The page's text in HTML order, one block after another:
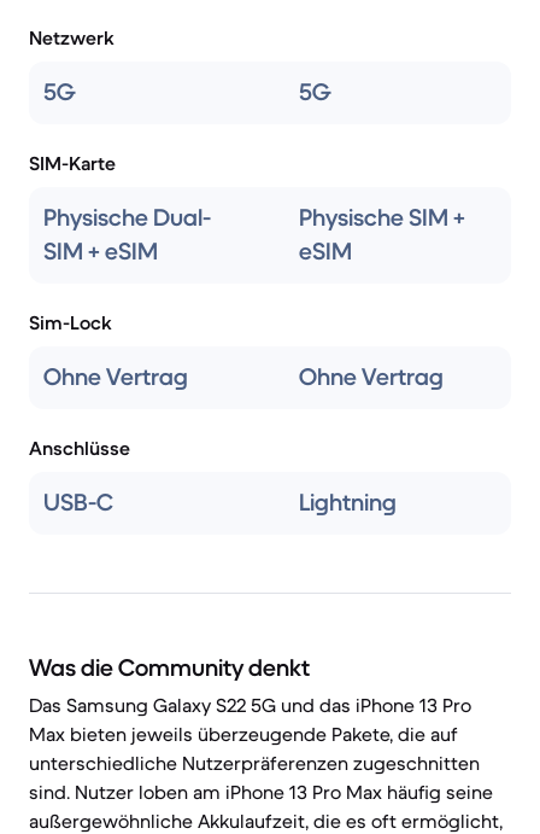
Netzwerk
5G 5G
SIM-Karte
Physische Dual-
SIM + eSIM
Physische SIM +
eSIM
Sim-Lock
Ohne Vertrag Ohne Vertrag
Anschlüsse
USB-C Lightning
Was die Community denkt
Das Samsung Galaxy S22 5G und das iPhone 13 Pro
Max bieten jeweils überzeugende Pakete, die auf
unterschiedliche Nutzerpräferenzen zugeschnitten
sind. Nutzer loben am iPhone 13 Pro Max häufig seine
außergewöhnliche Akkulaufzeit, die es oft ermöglicht,